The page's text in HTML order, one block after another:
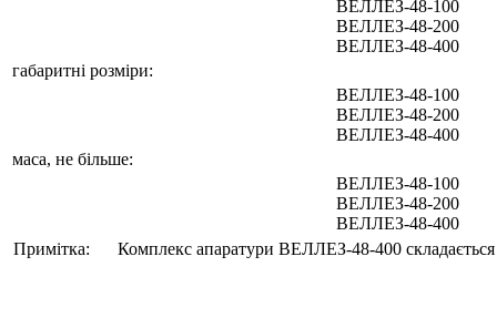
ВЕЛЛЕЗ-48-100
ВЕЛЛЕЗ-48-200
ВЕЛЛЕЗ-48-400
габаритні розміри:
ВЕЛЛЕЗ-48-100
ВЕЛЛЕЗ-48-200
ВЕЛЛЕЗ-48-400
маса, не більше:
ВЕЛЛЕЗ-48-100
ВЕЛЛЕЗ-48-200
ВЕЛЛЕЗ-48-400
Примітка:
Комплекс апаратури ВЕЛЛЕЗ-48-400 складається